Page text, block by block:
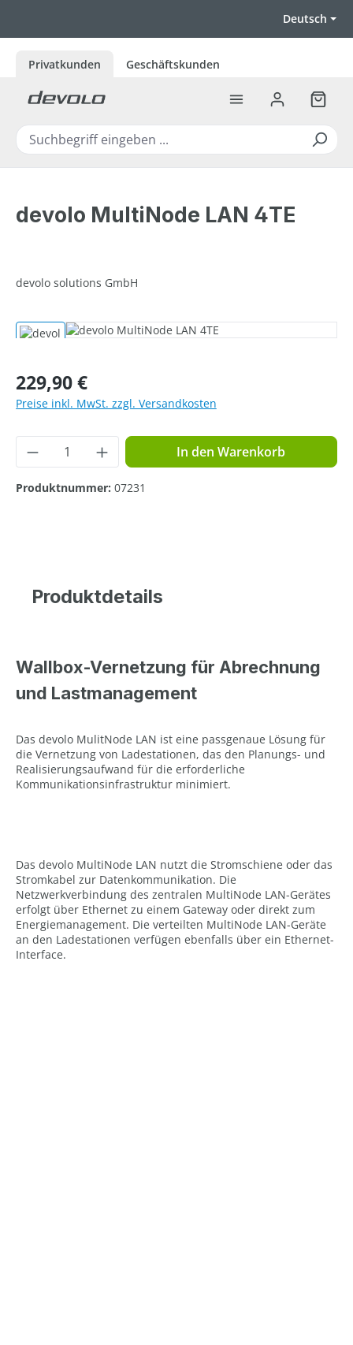
Deutsch
Privatkunden Geschäftskunden
devolo MultiNode LAN 4TE
devolo solutions GmbH
Bildergalerie überspringen
Regulärer Preis:
229,90 €
Preise inkl. MwSt. zzgl. Versandkosten
Produkt Anzahl: Gib den gewünschten
In den Warenkorb
Produktnummer: 07231
Produktdetails
Wallbox-Vernetzung für Abrechnung
und Lastmanagement
Das devolo MulitNode LAN ist eine passgenaue Lösung für
die Vernetzung von Ladestationen, das den Planungs- und
Realisierungsaufwand für die erforderliche
Kommunikationsinfrastruktur minimiert.
Das devolo MultiNode LAN nutzt die Stromschiene oder das
Stromkabel zur Datenkommunikation. Die
Netzwerkverbindung des zentralen MultiNode LAN-Gerätes
erfolgt über Ethernet zu einem Gateway oder direkt zum
Energiemanagement. Die verteilten MultiNode LAN-Geräte
an den Ladestationen verfügen ebenfalls über ein Ethernet-
Interface.